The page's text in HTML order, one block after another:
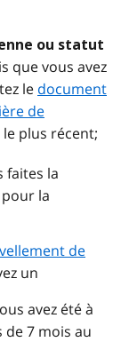
ou statut
que vous avez
le document
de
le plus récent;
faites la
la
de
un
avez été à
de 7 mois au